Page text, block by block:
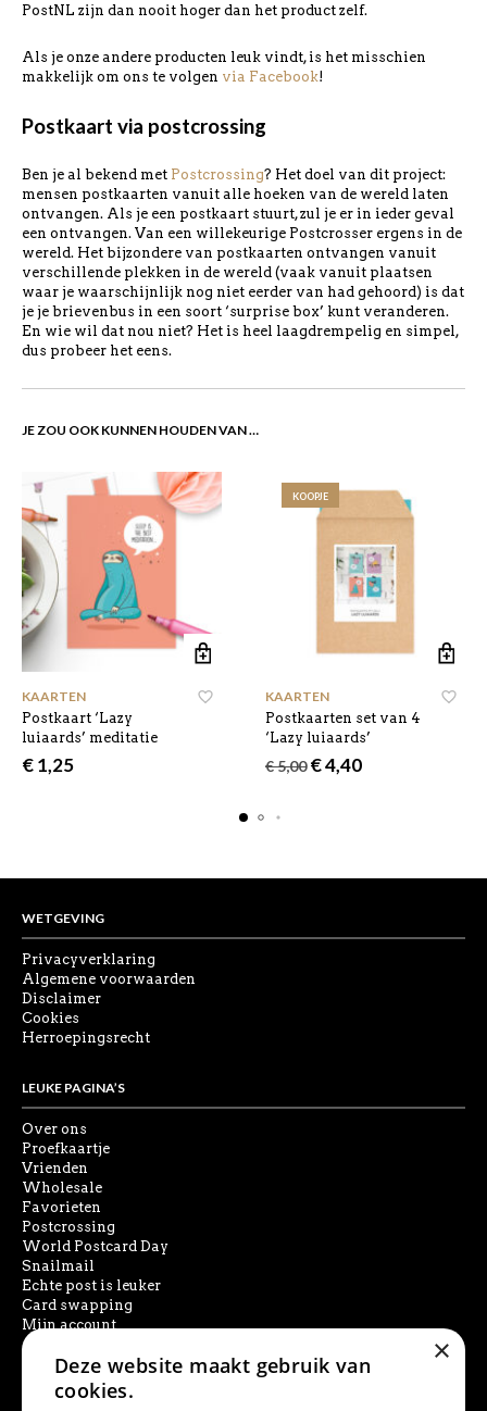
PostNL zijn dan nooit hoger dan het product zelf.
Als je onze andere producten leuk vindt, is het misschien
makkelijk om ons te volgen via Facebook!
Postkaart via postcrossing
Ben je al bekend met Postcrossing? Het doel van dit project:
mensen postkaarten vanuit alle hoeken van de wereld laten
ontvangen. Als je een postkaart stuurt, zul je er in ieder geval
een ontvangen. Van een willekeurige Postcrosser ergens in de
wereld. Het bijzondere van postkaarten ontvangen vanuit
verschillende plekken in de wereld (vaak vanuit plaatsen
waar je waarschijnlijk nog niet eerder van had gehoord) is dat
je je brievenbus in een soort ‘surprise box’ kunt veranderen.
En wie wil dat nou niet? Het is heel laagdrempelig en simpel,
dus probeer het eens.
JE ZOU OOK KUNNEN HOUDEN VAN …
KAARTEN
Postkaart ‘Lazy
luiaards’ meditatie
€1,25
KOOPJE
KAARTEN
Postkaarten set van 4
‘Lazy luiaards’
€5,00 Oorspronkelijke
€4,40Huidige
WETGEVING
Privacyverklaring
Algemene voorwaarden
Disclaimer
Cookies
Herroepingsrecht
LEUKE PAGINA’S
Over ons
Proefkaartje
Vrienden
Wholesale
Favorieten
Postcrossing
World Postcard Day
Snailmail
Echte post is leuker
Card swapping
Mijn account
SOCIAL MEDIA
×
Deze website maakt gebruik van
cookies.